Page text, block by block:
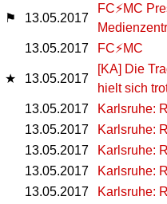
⚑ 13.05.2017
FC⚡MC
13.05.2017 FC⚡MC
★ 13.05.2017
[KA] Die
hielt sich
13.05.2017
Karlsruhe:
13.05.2017
Karlsruhe:
13.05.2017
Karlsruhe:
13.05.2017
Karlsruhe:
13.05.2017
Karlsruhe: